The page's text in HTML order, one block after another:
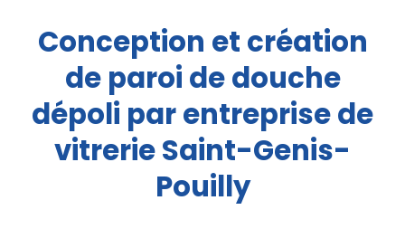
Conception et création
de paroi de douche
dépoli par entreprise de
vitrerie Saint-Genis-
Pouilly